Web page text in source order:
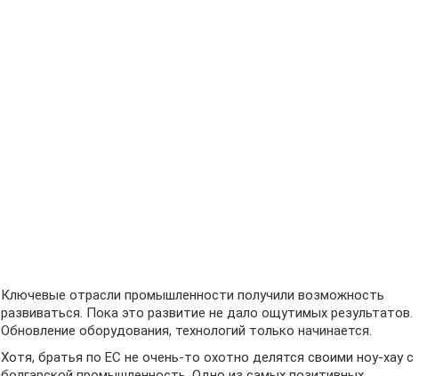
Ключевые отрасли промышленности получили возможность
развиваться. Пока это развитие не дало ощутимых результатов.
Обновление оборудования, технологий только начинается.
Хотя, братья по ЕС не очень-то охотно делятся своими ноу-хау с